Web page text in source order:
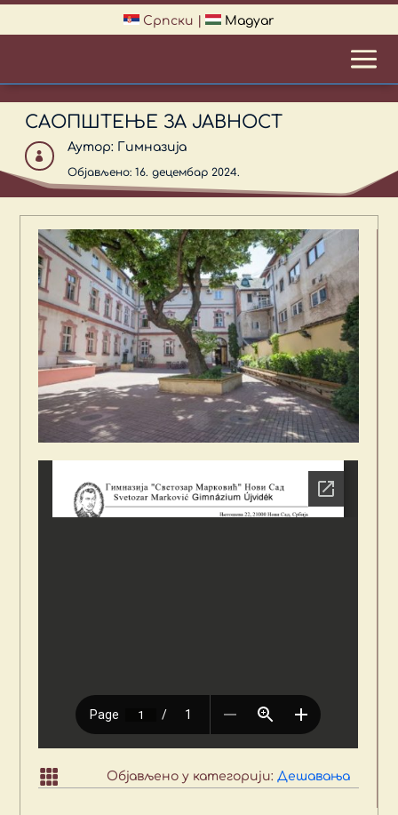
Српски Magyar
САОПШТЕЊЕ ЗА ЈАВНОСТ

Аутор: Гимназија
Објављено: 16. децембар 2024.
 Објављено у категорији: Дешавања